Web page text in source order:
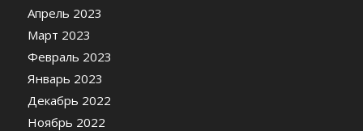
Апрель 2023
Март 2023
Февраль 2023
Январь 2023
Декабрь 2022
Ноябрь 2022